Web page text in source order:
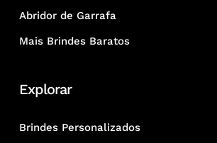
Abridor de Garrafa
Mais Brindes Baratos
Explorar
Brindes Personalizados